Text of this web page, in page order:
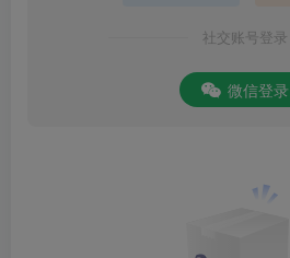
社交账号登录
微信登录